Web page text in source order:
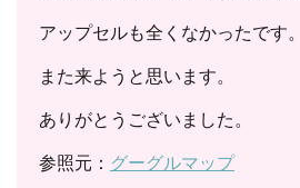
アップセルも全くなかったです。
また来ようと思います。
ありがとうございました。
参照元： グーグルマップ